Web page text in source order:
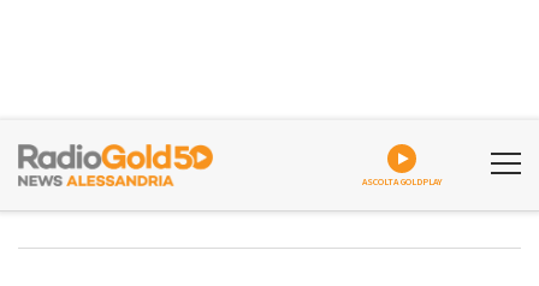
ASCOLTA GOLDPLAY